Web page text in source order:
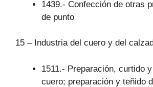
1439.- Confección de otras
de punto
15 – Industria del cuero y del
1511.- Preparación, curtido
cuero; preparación y teñido